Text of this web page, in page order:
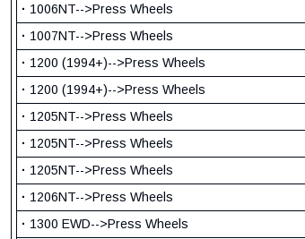
· 1006NT-->Press Wheels
· 1007NT-->Press Wheels
· 1200 (1994+)-->Press Wheels
· 1200 (1994+)-->Press Wheels
· 1205NT-->Press Wheels
· 1205NT-->Press Wheels
· 1205NT-->Press Wheels
· 1206NT-->Press Wheels
· 1300 EWD-->Press Wheels